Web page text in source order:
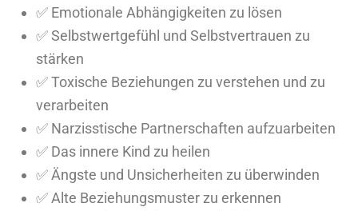
✅ Emotionale Abhängigkeiten zu lösen
✅ Selbstwertgefühl und Selbstvertrauen zu
stärken
✅ Toxische Beziehungen zu verstehen und zu
verarbeiten
✅ Narzisstische Partnerschaften aufzuarbeiten
✅ Das innere Kind zu heilen
✅ Ängste und Unsicherheiten zu überwinden
✅ Alte Beziehungsmuster zu erkennen